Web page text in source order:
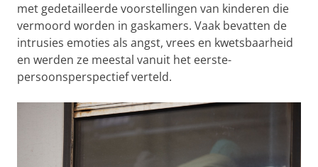
met gedetailleerde voorstellingen van kinderen die
vermoord worden in gaskamers. Vaak bevatten de
intrusies emoties als angst, vrees en kwetsbaarheid
en werden ze meestal vanuit het eerste-
persoonsperspectief verteld.